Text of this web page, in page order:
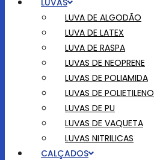
LUVAS
LUVA DE ALGODÃO
LUVA DE LATEX
LUVA DE RASPA
LUVAS DE NEOPRENE
LUVAS DE POLIAMIDA
LUVAS DE POLIETILENO
LUVAS DE PU
LUVAS DE VAQUETA
LUVAS NITRILICAS
CALÇADOS